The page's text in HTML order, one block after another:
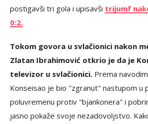
postigavši tri gola i upisavši trijumf
0:2.
Tokom govora u svlačionici nakon
Zlatan Ibrahimović otkrio je da je
televizor u svlačionici. Prema
Konseisao je bio "zgranut" nastupom u
poluvremenu protiv "bjankonera" i
jasno pokaže svoje nezadovoljstvo.